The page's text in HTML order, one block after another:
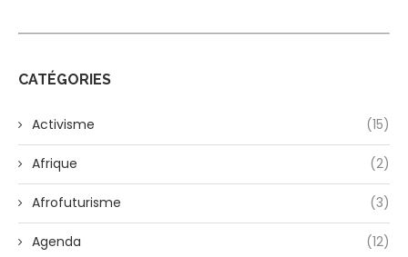
CATÉGORIES
Activisme (15)
Afrique (2)
Afrofuturisme (3)
Agenda (12)